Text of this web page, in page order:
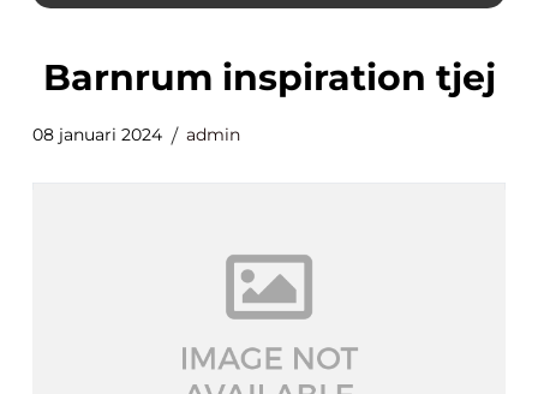
barnrum inspiration tjej
08 januari 2024 admin